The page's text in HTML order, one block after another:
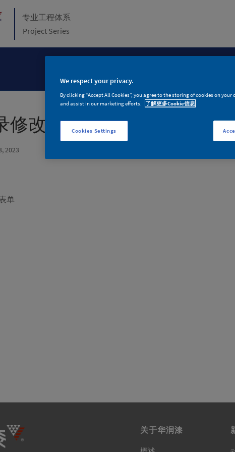
专业工程体系
Project Series
修改
2023
单
关于华润漆
We respect your privacy.
By clicking “Accept All Cookies”, you agree to the storing of cookies on
and assist in our marketing efforts.
了解更多Cookie信息
Cookies Settings